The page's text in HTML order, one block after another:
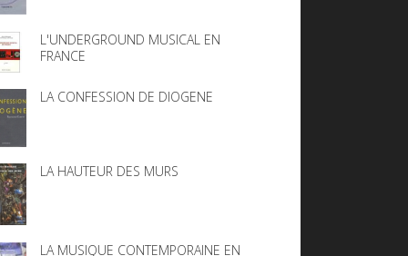
L'UNDERGROUND MUSICAL EN
FRANCE
LA CONFESSION DE DIOGENE
LA HAUTEUR DES MURS
LA MUSIQUE CONTEMPORAINE EN